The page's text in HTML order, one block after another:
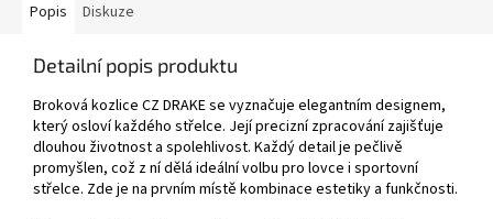
Popis Diskuze
Detailní popis produktu
Broková kozlice CZ DRAKE se vyznačuje elegantním designem,
který osloví každého střelce. Její precizní zpracování zajišťuje
dlouhou životnost a spolehlivost. Každý detail je pečlivě
promyšlen, což z ní dělá ideální volbu pro lovce i sportovní
střelce. Zde je na prvním místě kombinace estetiky a funkčnosti.